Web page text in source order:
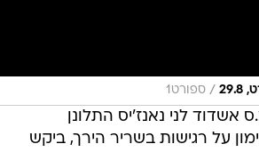
/ ספורט1
לני נאנז'יס התלונן
על רגישות בשריר הירך, ביקש